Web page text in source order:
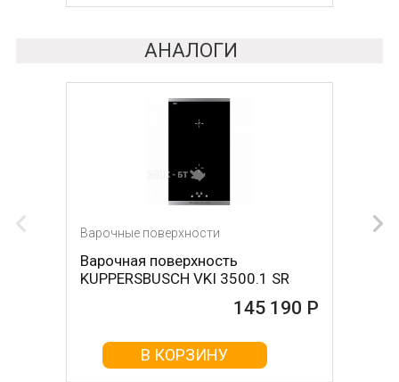
АНАЛОГИ
Варочные поверхности
Варочная поверхность
KUPPERSBUSCH VKI 3500.1 SR
145 190 Р
В КОРЗИНУ
Варочные поверхности
Варочная поверхность NEFF
T68FS6RX2
145 790 Р
В КОРЗИНУ